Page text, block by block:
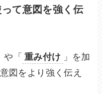
て意図を強く伝
や「 重み付け 」を加
図をより強く伝え